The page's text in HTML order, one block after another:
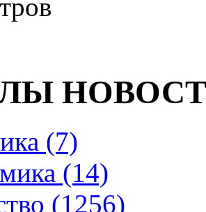
(7)
(14)
(1256)